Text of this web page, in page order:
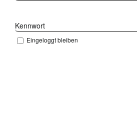
Kennwort
Eingeloggt bleiben